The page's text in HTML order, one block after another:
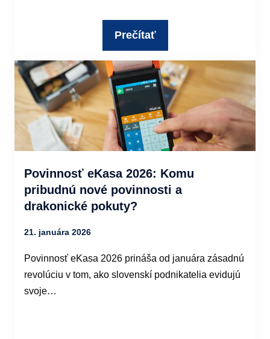
Prečítať
Povinnosť eKasa 2026: Komu
pribudnú nové povinnosti a
drakonické pokuty?
21. januára 2026
Povinnosť eKasa 2026 prináša od januára zásadnú
revolúciu v tom, ako slovenskí podnikatelia evidujú
svoje…